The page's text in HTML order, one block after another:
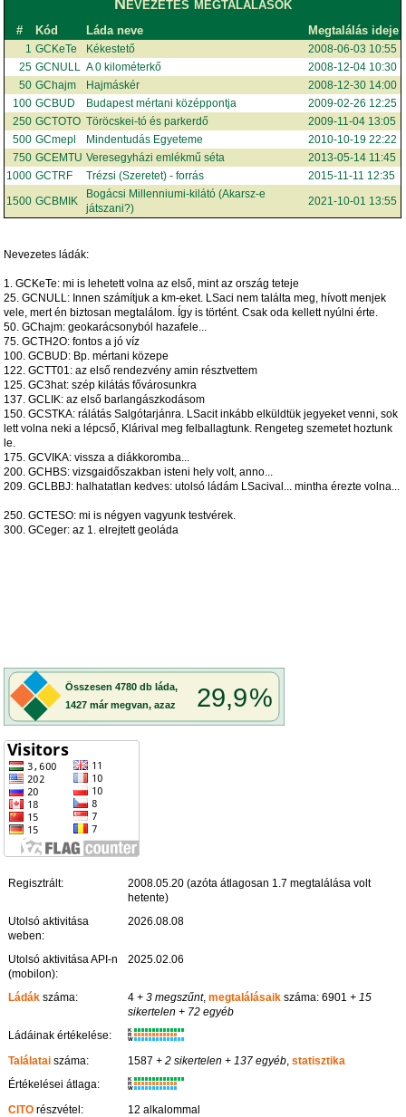
# Kód Láda neve Megtalálás ideje
1 GCKeTe Kékestető
2008-06-03 10:55
25 GCNULL A 0 kilométerkő
2008-12-04 10:30
50 GChajm Hajmáskér
2008-12-30 14:00
100 GCBUD Budapest mértani középpontja
2009-02-26 12:25
250 GCTOTO Töröcskei-tó és parkerdő
2009-11-04 13:05
500 GCmepl Mindentudás Egyeteme
2010-10-19 22:22
750 GCEMTU Veresegyházi emlékmű séta
2013-05-14 11:45
1000 GCTRF Trézsi (Szeretet) - forrás
2015-11-11 12:35
1500 GCBMIK
Bogácsi Millenniumi-kilátó (Akarsz-e
játszani?)
2021-10-01 13:55
Nevezetes ládák:
1. GCKeTe: mi is lehetett volna az első, mint az ország teteje
25. GCNULL: Innen számítjuk a km-eket. LSaci nem találta meg, hívott menjek
vele, mert én biztosan megtalálom. Így is történt. Csak oda kellett nyúlni érte.
50. GChajm: geokarácsonyból hazafele...
75. GCTH2O: fontos a jó víz
100. GCBUD: Bp. mértani közepe
122. GCTT01: az első rendezvény amin résztvettem
125. GC3hat: szép kilátás fővárosunkra
137. GCLIK: az első barlangászkodásom
150. GCSTKA: rálátás Salgótarjánra. LSacit inkább elküldtük jegyeket venni, sok
lett volna neki a lépcső, Klárival meg felballagtunk. Rengeteg szemetet hoztunk
le.
175. GCVIKA: vissza a diákkoromba...
200. GCHBS: vizsgaidőszakban isteni hely volt, anno...
209. GCLBBJ: halhatatlan kedves: utolsó ládám LSacival... mintha érezte volna...
250. GCTESO: mi is négyen vagyunk testvérek.
300. GCeger: az 1. elrejtett geoláda
Regisztrált:
2008.05.20 (azóta átlagosan 1.7 megtalálása volt
hetente)
Utolsó aktivitása
weben:
2026.08.08
Utolsó aktivitása API-n
(mobilon):
2025.02.06
Ládák száma: 4 + 3 megszűnt,megtalálásaik száma: 6901 + 15
sikertelen + 72 egyéb
Ládáinak értékelése:
K
R
W
Találatai száma: 1587 + 2 sikertelen + 137 egyéb,statisztika
Értékelései átlaga:
K
R
W
CITO részvétel:
12 alkalommal